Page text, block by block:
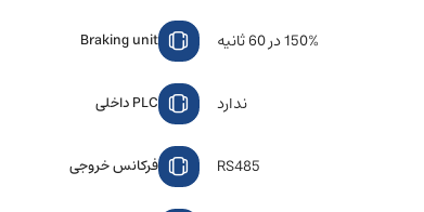
150% در 60 ثانیه Braking unit
ندارد PLC داخلی
RS485 فرکانس خروجی